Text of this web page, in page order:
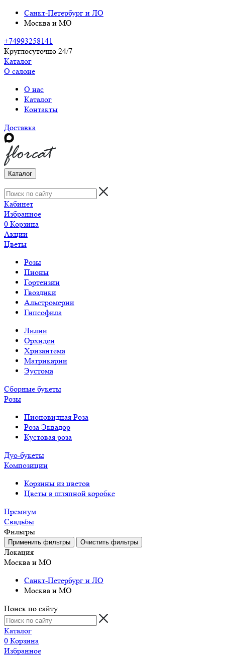
Санкт-Петербург и ЛО
Москва и МО
+74993258141
Круглосуточно 24/7
Каталог
О салоне
О нас
Каталог
Контакты
Доставка
Каталог
Кабинет
Избранное
0 Корзина
Акции
Цветы
Розы
Пионы
Гортензии
Гвоздики
Альстромерии
Гипсофила
Лилии
Орхидеи
Хризантема
Матрикарии
Эустома
Сборные букеты
Розы
Пионовидная Роза
Роза Эквадор
Кустовая роза
Дуо-букеты
Композиции
Корзины из цветов
Цветы в шляпной коробке
Премиум
Свадьбы
Фильтры
Локация
Москва и МО
Санкт-Петербург и ЛО
Москва и МО
Поиск по сайту
Каталог
0 Корзина
Избранное